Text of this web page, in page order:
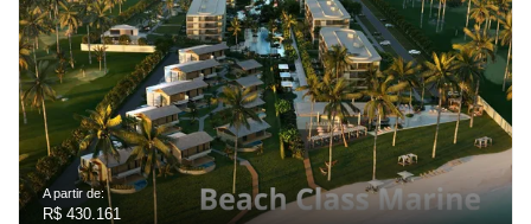
A partir de:
R$ 430.161